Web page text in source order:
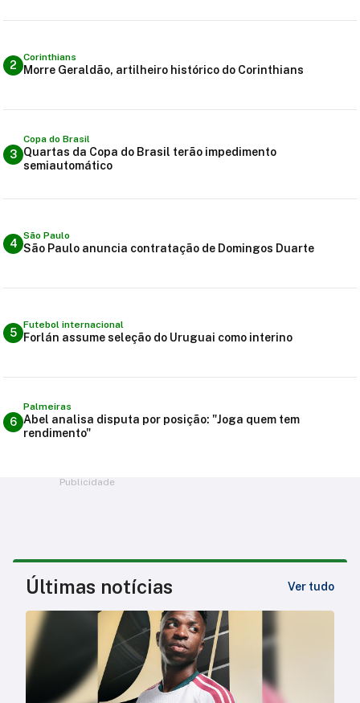
2
Corinthians
Morre Geraldão, artilheiro histórico do Corinthians
3
Copa do Brasil
Quartas da Copa do Brasil terão impedimento
semiautomático
4
São Paulo
São Paulo anuncia contratação de Domingos Duarte
5
Futebol internacional
Forlán assume seleção do Uruguai como interino
6
Palmeiras
Abel analisa disputa por posição: "Joga quem tem
rendimento"
Publicidade
Últimas notícias Ver tudo